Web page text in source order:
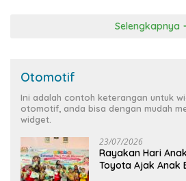
Selengkapnya
Otomotif
Ini adalah contoh keterangan untuk
otomotif, anda bisa dengan mudah
widget.
23/07/2026
Rayakan Hari
Toyota Ajak Anak